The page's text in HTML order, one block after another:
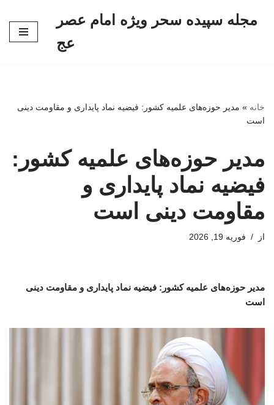
مجله سپیده سحر ویژه امام عصر
عج
خانه » مدیر حوزه‌های علمیه کشور: فیضیه نماد پایداری و مقاومت دینی
است
مدیر حوزه‌های علمیه کشور:
فیضیه نماد پایداری و
مقاومت دینی است
از فوریه 19, 2026
مدیر حوزه‌های علمیه کشور: فیضیه نماد پایداری و مقاومت دینی
است